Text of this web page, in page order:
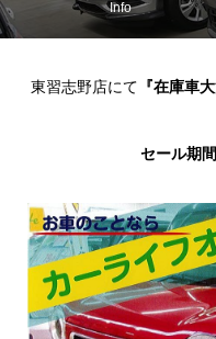
Info
東習志野店にて 『在庫車
セール期